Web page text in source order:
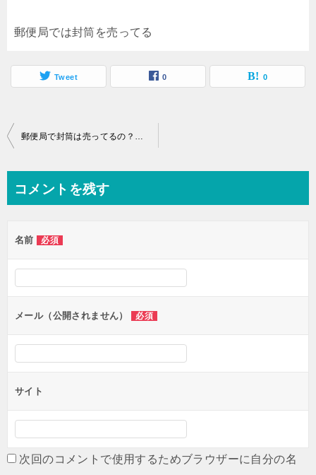
郵便局では封筒を売ってる
Tweet 0 0
投
ビ
ー
シ
ン
郵便局で封筒は売ってるの？はい購入してきました！
コメントを残す
名前 必須
メール（公開されません） 必須
サイト
次回のコメントで使用するためブラウザーに自分の名